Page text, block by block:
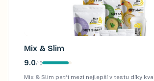
Mix & Slim
9.0/10
Mix & Slim patří mezi nejlepší v testu díky